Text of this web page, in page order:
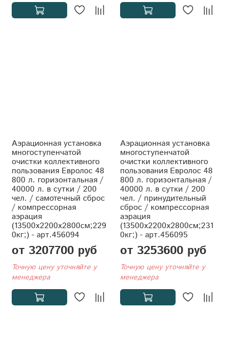
Аэрационная установка
многоступенчатой
очистки коллективного
пользования Евролос 48
800 л. горизонтальная /
40000 л. в сутки / 200
чел. / самотечный сброс
/ компрессорная
аэрация
(13500x2200x2800см;229
0кг;) - арт.456094
от 3207700 руб
Точную цену уточняйте у
менеджера
Аэрационная установка
многоступенчатой
очистки коллективного
пользования Евролос 48
800 л. горизонтальная /
40000 л. в сутки / 200
чел. / принудительный
сброс / компрессорная
аэрация
(13500x2200x2800см;231
0кг;) - арт.456095
от 3253600 руб
Точную цену уточняйте у
менеджера